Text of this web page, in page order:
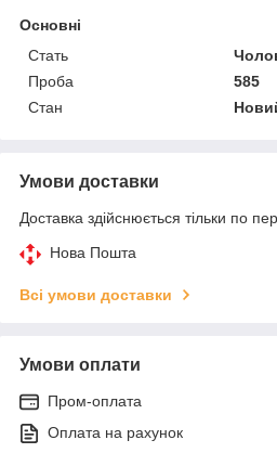
Основні
Стать
Проба
585
Стан
Умови доставки
Доставка здійснюється тільки по
Нова Пошта
Всі умови доставки
Умови оплати
Пром-оплата
Оплата на рахунок